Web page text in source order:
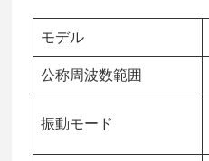
モデル
公称周波数範囲
振動モード